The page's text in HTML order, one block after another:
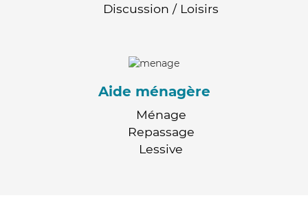
Discussion / Loisirs
Aide ménagère
Ménage
Repassage
Lessive